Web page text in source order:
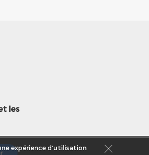
les
expérience d’utilisation